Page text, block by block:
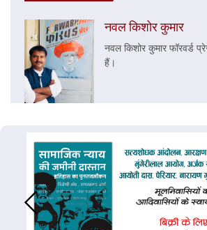
नवल किशोर कुमार
नवल किशोर कुमार फॉरवर्ड
हैं।